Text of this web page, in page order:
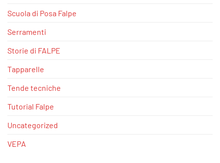
Scuola di Posa Falpe
Serramenti
Storie di FALPE
Tapparelle
Tende tecniche
Tutorial Falpe
Uncategorized
VEPA